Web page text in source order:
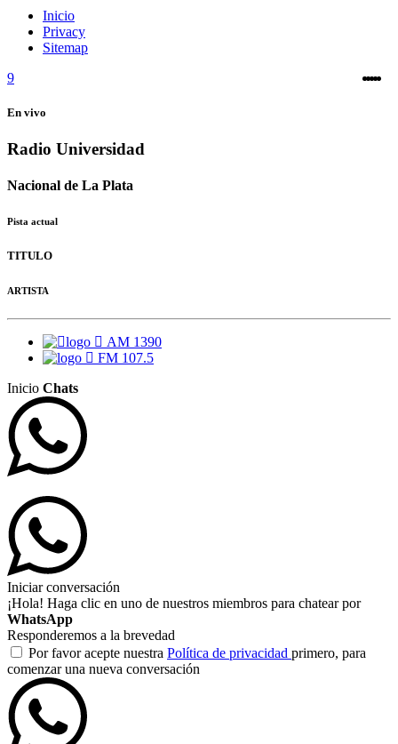
Inicio
Privacy
Sitemap
En vivo
Radio Universidad
Nacional de La Plata
Pista actual
TITULO
ARTISTA
AM 1390
FM 107.5
Inicio Chats
Iniciar conversación
¡Hola! Haga clic en uno de nuestros miembros para chatear por
WhatsApp
Responderemos a la brevedad
Por favor acepte nuestra Política de privacidad primero, para
comenzar una nueva conversación